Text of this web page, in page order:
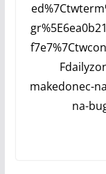
makedonec-
na-